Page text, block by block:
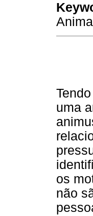
uma
os
não